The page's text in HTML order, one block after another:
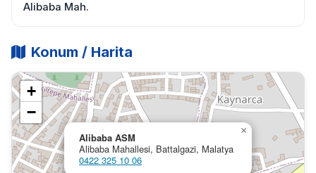
Alibaba Mah.
Konum / Harita
Alibaba ASM
Alibaba Mahallesi, Battalgazi, Malatya
0422 325 10 06
×
+
−